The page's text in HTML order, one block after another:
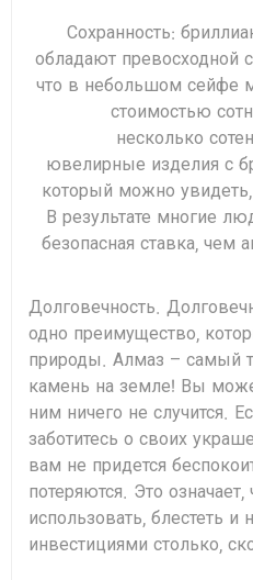
Сохранность:
обладают превосходной
что в небольшом сейфе
стоимостью
несколько
ювелирные изделия с
который можно
В результате многие
безопасная ставка,
Долговечность.
одно преимущество,
природы. Алмаз – самый
камень на земле! Вы
ним ничего не случится.
заботитесь о своих
вам не придется
потеряются. Это
использовать, блестеть
инвестициями столько,